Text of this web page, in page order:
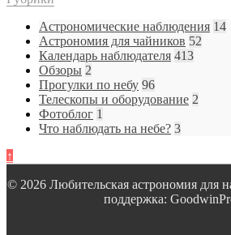
Астрономические наблюдения 14
Астрономия для чайников 52
Календарь наблюдателя 413
Обзоры 2
Прогулки по небу 96
Телескопы и оборудование 2
Фотоблог 1
Что наблюдать на небе? 3
↑
© 2026 Любительская астрономия для
поддержка: